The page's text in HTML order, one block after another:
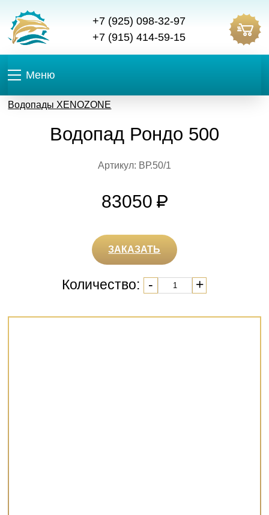
+7 (925) 098-32-97
+7 (915) 414-59-15
Меню
Водопады XENOZONE
Водопад Рондо 500
Артикул: ВР.50/1
83050
ЗАКАЗАТЬ
Количество: - +